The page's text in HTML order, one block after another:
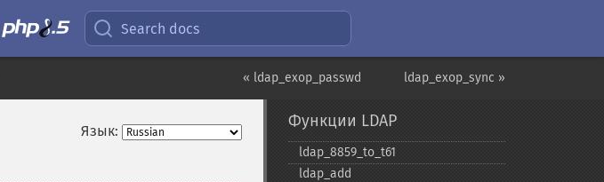
Search docs
ldap_exop_sync »
« ldap_exop_passwd
Язык:
Функции LDAP
ldap_​8859_​to_​t61
ldap_​add